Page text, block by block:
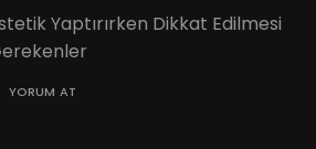
Yaptırırken Dikkat Edilmesi
YORUM AT